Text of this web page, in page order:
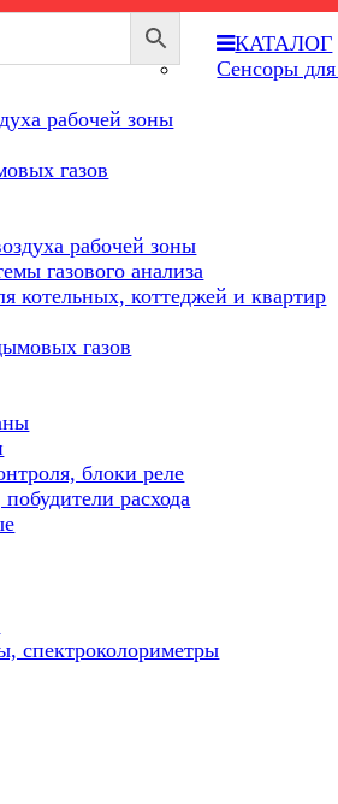
КАТАЛОГ
Сенсоры для
рабочей зоны
газов
рабочей зоны
газового анализа
котельных, коттеджей и квартир
газов
блоки реле
расхода
спектроколориметры